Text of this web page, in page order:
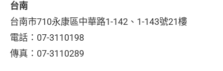
台南
台南市710永康區中華路1-142、1-143號21樓
電話：07-3110198
傳真：07-3110289